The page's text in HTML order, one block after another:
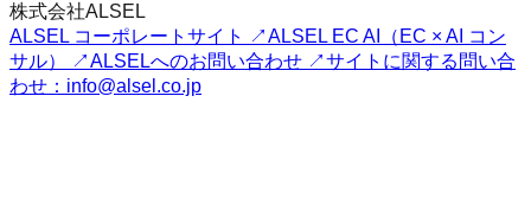
株式会社ALSEL
ALSEL コーポレートサイト ↗ALSEL EC AI（EC × AI コン
サル） ↗ALSELへのお問い合わせ ↗サイトに関する問い合
わせ：info@alsel.co.jp